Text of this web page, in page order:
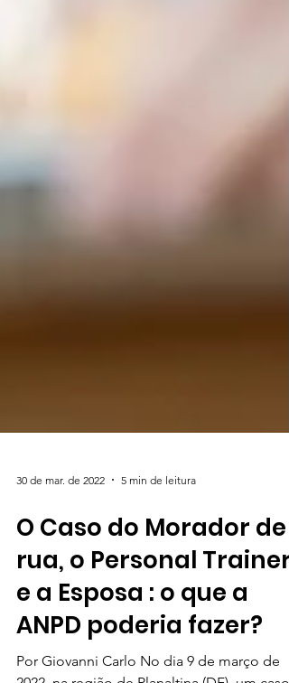
30 de mar. de 2022 5 min de leitura
O Caso do Morador de
rua, o Personal Trainer
e a Esposa : o que a
ANPD poderia fazer?